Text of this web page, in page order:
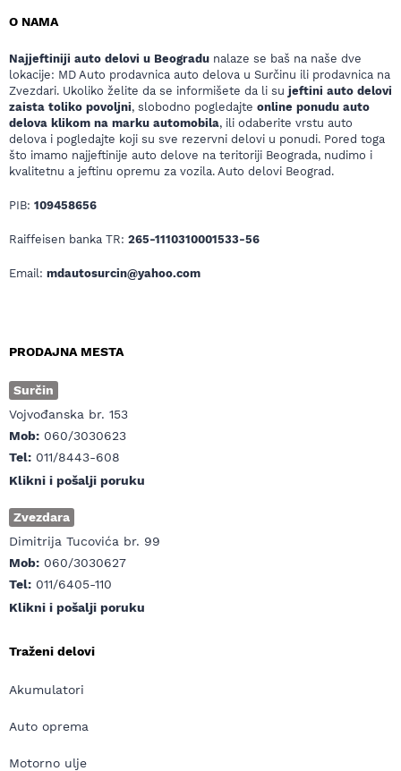
O NAMA
Najjeftiniji auto delovi u Beogradu nalaze se baš na naše dve
lokacije: MD Auto prodavnica auto delova u Surčinu ili prodavnica na
Zvezdari. Ukoliko želite da se informišete da li su jeftini auto delovi
zaista toliko povoljni, slobodno pogledajte online ponudu auto
delova klikom na marku automobila, ili odaberite vrstu auto
delova i pogledajte koji su sve rezervni delovi u ponudi. Pored toga
što imamo najjeftinije auto delove na teritoriji Beograda, nudimo i
kvalitetnu a jeftinu opremu za vozila. Auto delovi Beograd.
PIB: 109458656
Raiffeisen banka TR: 265-1110310001533-56
Email: mdautosurcin@yahoo.com
PRODAJNA MESTA
Surčin
Vojvođanska br. 153
Mob: 060/3030623
Tel: 011/8443-608
Klikni i pošalji poruku
Zvezdara
Dimitrija Tucovića br. 99
Mob: 060/3030627
Tel: 011/6405-110
Klikni i pošalji poruku
Traženi delovi
Akumulatori
Auto oprema
Motorno ulje